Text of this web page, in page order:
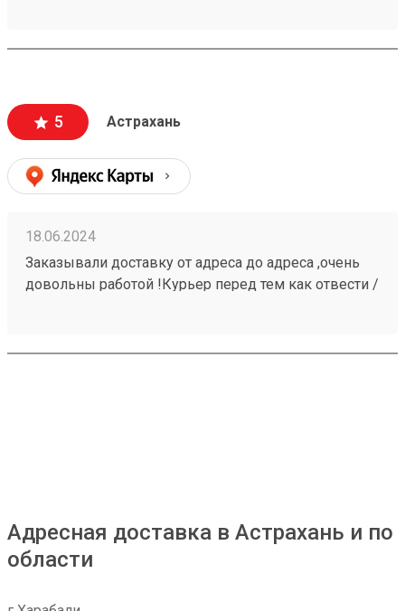
5 Астрахань
18.06.2024
Заказывали доставку от адреса до адреса ,очень
довольны работой !Курьер перед тем как отвести /
,которые я выкинул))очень рад не пришлось искать
Адресная доставка в Астрахань и по
области